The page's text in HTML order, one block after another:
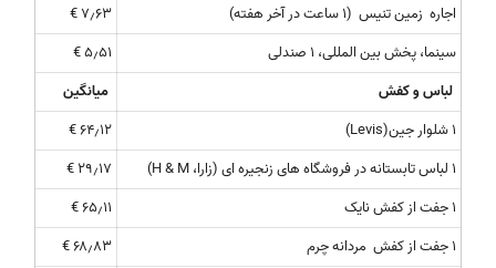
اجاره زمین تنیس (۱ ساعت در آخر هفته)
۷٫۶۳ €
سینما، پخش بین المللی، ۱ صندلی
۵٫۵۱ €
لباس و کفش
میانگین
۱ شلوار جین(Levis)
۶۴٫۱۲ €
۱ لباس تابستانه در فروشگاه های زنجیره ای (زارا، H & M)
۲۹٫۱۷ €
۱ جفت از کفش نایک
۶۵٫۱۱ €
۱ جفت از کفش مردانه چرم
۶۸٫۸۳ €